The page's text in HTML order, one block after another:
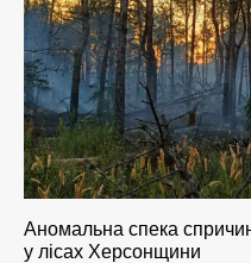
Аномальна спека
у лісах Херсонщини